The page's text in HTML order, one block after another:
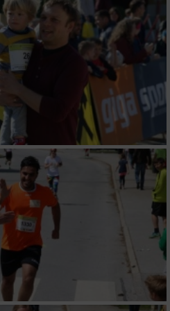
zur Auswahl
personalisierte
Auswahl
Personalisierung
Auswahl
Inhalten
Statistiken